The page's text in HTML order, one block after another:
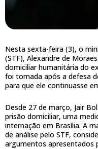
Nesta sexta-feira (3), o
(STF), Alexandre de
domiciliar humanitária do
foi tomada após a defesa
para que ele continuasse
Desde 27 de março, Jair
prisão domiciliar, uma
internação em Brasília. A
de análise pelo STF,
argumentos apresentados